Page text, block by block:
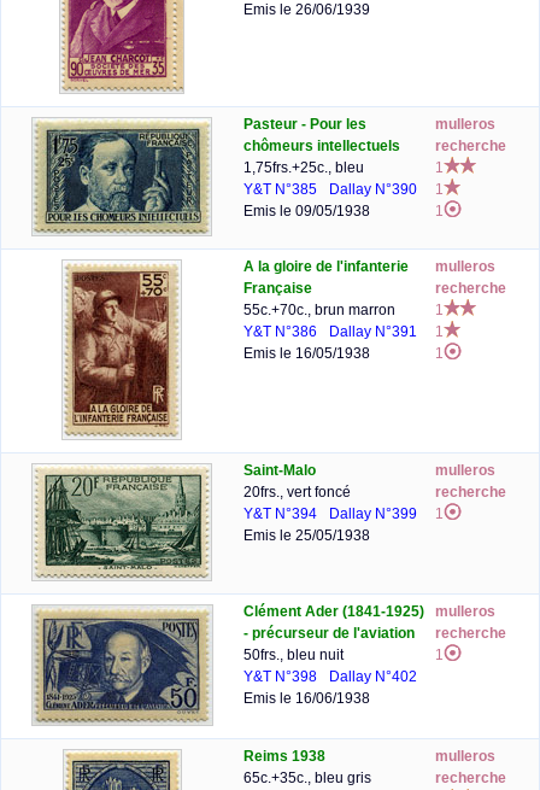
Emis le 26/06/1939
Pasteur - Pour les
chômeurs intellectuels
1,75frs.+25c., bleu
Y&T N°385
Dallay N°390
Emis le 09/05/1938
mulleros
recherche
1
1
1
A la gloire de l'infanterie
Française
55c.+70c., brun marron
Y&T N°386
Dallay N°391
Emis le 16/05/1938
mulleros
recherche
1
1
1
Saint-Malo
20frs., vert foncé
Y&T N°394
Dallay N°399
Emis le 25/05/1938
mulleros
recherche
1
Clément Ader (1841-1925)
- précurseur de l'aviation
50frs., bleu nuit
Y&T N°398
Dallay N°402
Emis le 16/06/1938
mulleros
recherche
1
Reims 1938
65c.+35c., bleu gris
mulleros
recherche